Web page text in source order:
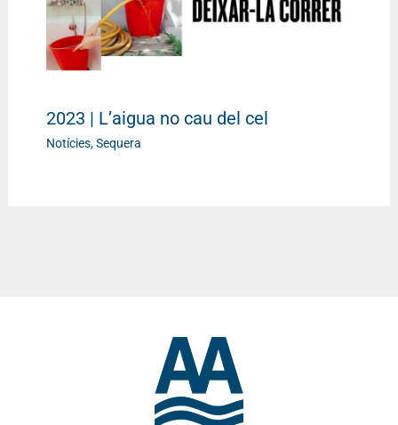
2023 | L’aigua no cau del cel
Notícies,Sequera